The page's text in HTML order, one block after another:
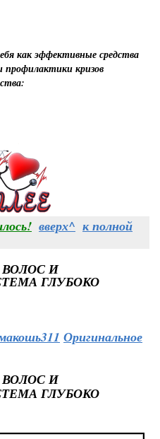
как эффективные средства
профилактики кризов
вверх^ к полной
И
ГЛУБОКО
Оригинальное
И
ГЛУБОКО